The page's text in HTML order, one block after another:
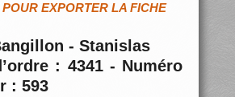
EXPORTER LA FICHE
- Stanislas
: 4341 - Numéro
: 593